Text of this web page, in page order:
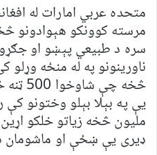
متحده عربي امارات له
مرسته کوونکو هېوادونو
سره د طبیعي پېښو او
څخه
یې په بېلا بېلو وختونو
ملیون څخه زیاتو خلکو
ډیری یې ښځې او ماشومان